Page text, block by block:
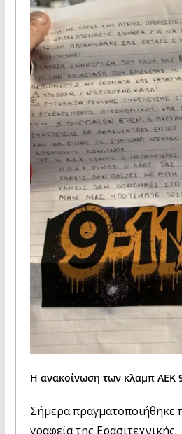
Η ανακοίνωση των κλαμπ ΑΕΚ
Σήμερα πραγματοποιήθηκε
γραφεία της Ερασιτεχνικής.